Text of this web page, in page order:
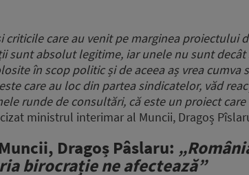
criticile care au venit pe marginea proiectului
sunt absolut legitime, iar unele nu sunt
în scop politic și de aceea aș vrea cumva
care au loc din partea sindicatelor, văd
runde de consultări, că este un proiect
ministrul interimar al Muncii, Dragoș
Dragoș Pâslaru:
birocrație ne afectează”